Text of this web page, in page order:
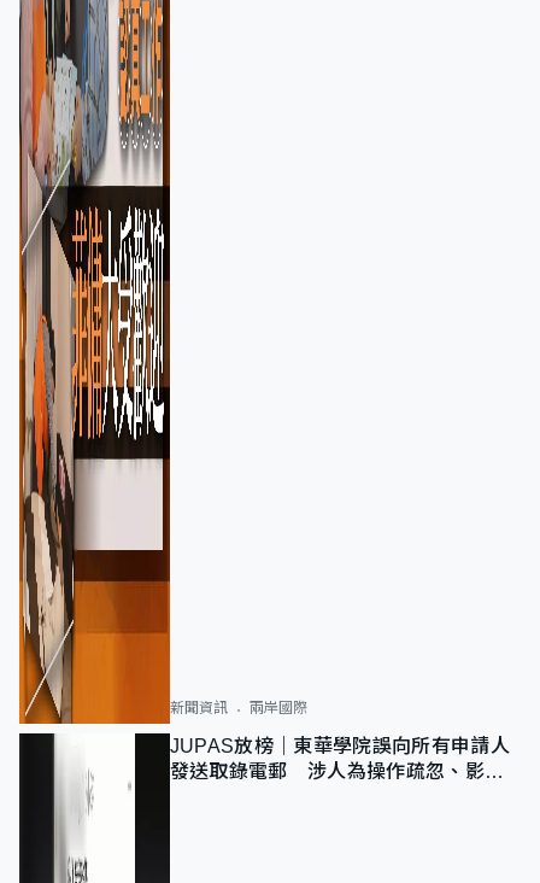
新聞資訊 兩岸國際
JUPAS放榜｜東華學院誤向所有申請人
發送取錄電郵 涉人為操作疏忽、影響